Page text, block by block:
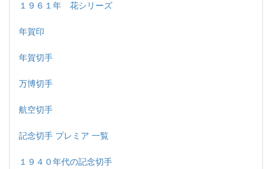
１９６１年 花シリーズ
年賀印
年賀切手
万博切手
航空切手
記念切手 プレミア 一覧
１９４０年代の記念切手